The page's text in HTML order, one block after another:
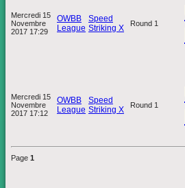
Mercredi 15
Novembre
2017 17:29
OWBB
League
Speed
Striking X
Round 1
Mercredi 15
Novembre
2017 17:12
OWBB
League
Speed
Striking X
Round 1
Page 1